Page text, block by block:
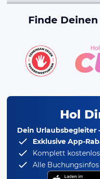
Finde
Hol
Dein Urlaubsbegleiter
Exklusive App-
Komplett
Alle